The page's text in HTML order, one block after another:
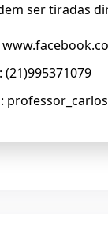
ser tiradas